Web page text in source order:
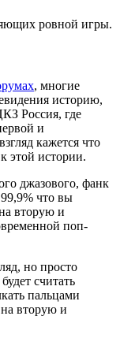
ровной игры.
, многие
историю,
Россия, где
и
кажется что
этой истории.
джазового, фанк
что вы
вторую и
поп-
но просто
считать
пальцами
вторую и